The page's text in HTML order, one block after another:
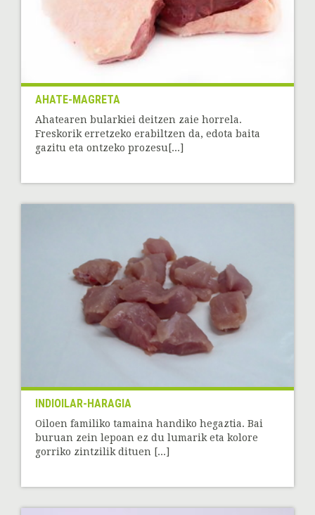
AHATE-MAGRETA
Ahatearen bularkiei deitzen zaie horrela.
Freskorik erretzeko erabiltzen da, edota baita
gazitu eta ontzeko prozesu[...]
INDIOILAR-HARAGIA
Oiloen familiko tamaina handiko hegaztia. Bai
buruan zein lepoan ez du lumarik eta kolore
gorriko zintzilik dituen [...]